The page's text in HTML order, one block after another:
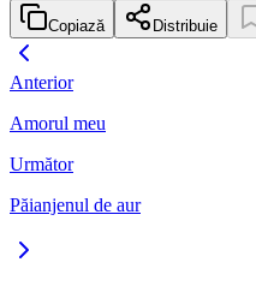
Copiază Distribuie
Anterior
Amorul meu
Următor
Păianjenul de aur